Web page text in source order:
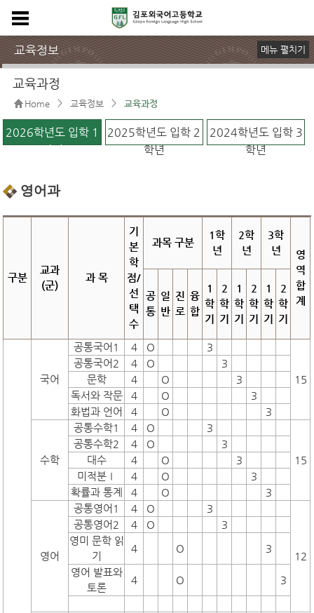
교육정보
교육목표
교육과정
학사일정
중점 특색 프로그램
대회안내
메뉴 펼치기
교육과정
Home > 교육정보 > 교육과정
2026학년도 입학 1
2025학년도 입학 2
학년
2024학년도 입학 3
학년
영어과
구분
교과
(군)
과 목
기
본
학
점/
선
택
수
과목 구분
1학
년
2학
년
3학
년
영
역
합
계
공
통
일
반
진
로
융
합
1
학
기
2
학
기
1
학
기
2
학
기
1
학
기
2
학
기
국어
공통국어1 4 O 3
15
공통국어2 4 O
3
문학
4 O
3
독서와 작문
4 O
3
화법과 언어
4 O 3
수학
공통수학1 4 O 3
15
공통수학2 4 O
3
대수
4 O
3
미적분Ⅰ
4 O
3
확률과 통계
4 O 3
영어
공통영어1 4 O 3
12
공통영어2 4 O
3
영미 문학 읽
기
4 O
3
영어 발표와
토론
4 O 3